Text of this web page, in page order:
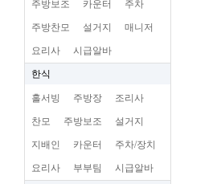
주방보조 카운터 주차
주방찬모 설거지 매니저
요리사 시급알바
한식
홀서빙 주방장 조리사
찬모 주방보조 설거지
지배인 카운터 주차/장치
요리사 부부팀 시급알바